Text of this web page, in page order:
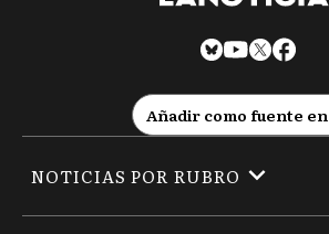
Añadir como fuente en
NOTICIAS POR RUBRO